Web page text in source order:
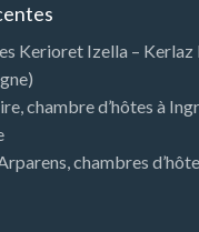
Kerioret Izella – Kerlaz
chambre d’hôtes à
chambres